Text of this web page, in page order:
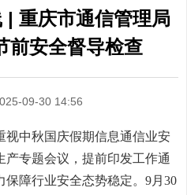
| 重庆市通信管理局
前安全督导检查
09-30 14:56
视中秋国庆假期信息通信业安
专题会议，提前印发工作通
障行业安全态势稳定。9月30